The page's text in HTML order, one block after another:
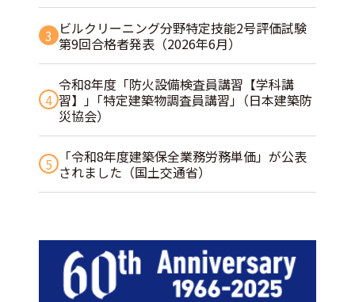
3 ビルクリーニング分野特定技能2号評価試験
第9回合格者発表（2026年6月）
4
令和8年度「防火設備検査員講習【学科講
習】」｢特定建築物調査員講習｣（日本建築防
災協会）
5
「令和8年度建築保全業務労務単価」が公表
されました（国土交通省）